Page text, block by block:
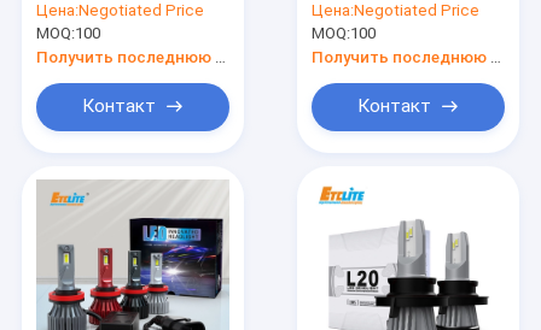
фары H4 H7 H11
автомобиля
автомобиля 2
приведенный
сторонами для
объектива
Цена:Negotiated Price
MOQ:100
Контакт
СИД Canbus W
7000Lm на гольф 6
Цена:Negotiated Price
MOQ:100
Контакт